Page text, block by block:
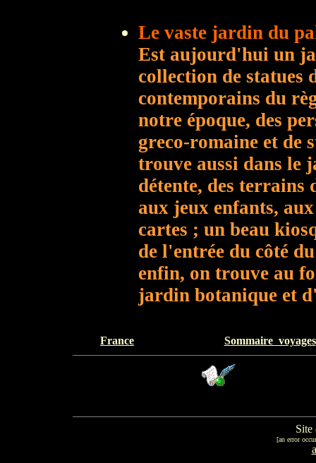
Le vaste jardin du
Est aujourd'hui un
collection de statues
contemporains du
notre époque, des
greco-romaine et de
trouve aussi dans le
détente, des terrains
aux jeux enfants,
cartes ; un beau
de l'entrée du côté
enfin, on trouve au
jardin botanique et
France Sommaire voyages
[an error